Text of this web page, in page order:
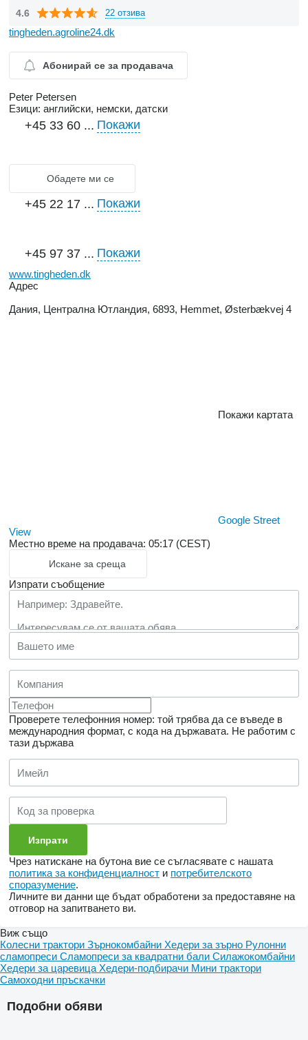
4.6 22 отзива
tingheden.agroline24.dk
Абонирай се за продавача
Peter Petersen
Езици: английски, немски, датски
+45 33 60 ... Покажи
Обадете ми се
+45 22 17 ... Покажи
+45 97 37 ... Покажи
www.tingheden.dk
Адрес
Дания, Централна Ютландия, 6893, Hemmet, Østerbækvej 4
Покажи картата
Google Street
View
Местно време на продавача: 05:17 (CEST)
Искане за среща
Изпрати съобщение
Проверете телефонния номер: той трябва да се въведе в
международния формат, с кода на държавата. Не работим с
тази държава
Чрез натискане на бутона вие се съгласявате с нашата
политика за конфиденциалност и потребителското
споразумение.
Личните ви данни ще бъдат обработени за предоставяне на
отговор на запитването ви.
Подобни обяви
Виж също
Колесни трактори Зърнокомбайни Хедери за зърно Рулонни
сламопреси Сламопреси за квадратни бали Силажокомбайни
Хедери за царевица Хедери-подбирачи Мини трактори
Самоходни пръскачки